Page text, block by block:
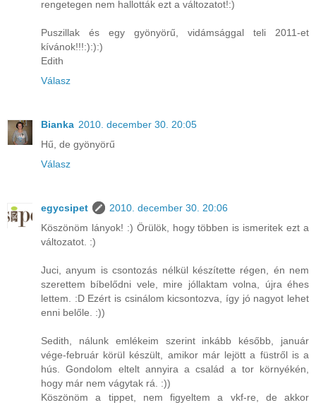
rengetegen nem hallották ezt a változatot!:)
Puszillak és egy gyönyörű, vidámsággal teli 2011-et
kívánok!!!:):):)
Edith
Válasz
Bianka 2010. december 30. 20:05
Hű, de gyönyörű
Válasz
egycsipet
2010. december 30. 20:06
Köszönöm lányok! :) Örülök, hogy többen is ismeritek ezt a
változatot. :)
Juci, anyum is csontozás nélkül készítette régen, én nem
szerettem bíbelődni vele, mire jóllaktam volna, újra éhes
lettem. :D Ezért is csinálom kicsontozva, így jó nagyot lehet
enni belőle. :))
Sedith, nálunk emlékeim szerint inkább később, január
vége-február körül készült, amikor már lejött a füstről is a
hús. Gondolom eltelt annyira a család a tor környékén,
hogy már nem vágytak rá. :))
Köszönöm a tippet, nem figyeltem a vkf-re, de akkor